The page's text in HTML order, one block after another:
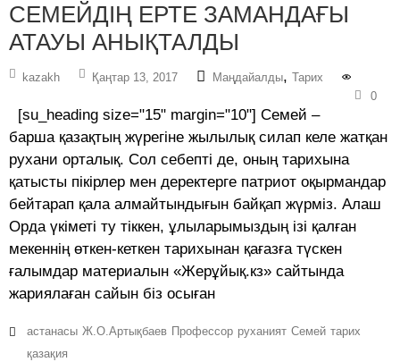
СЕМЕЙДІҢ ЕРТЕ ЗАМАНДАҒЫ
АТАУЫ АНЫҚТАЛДЫ
kazakh Қаңтар 13, 2017 Маңдайалды, Тарих
0
[su_heading size="15" margin="10"] Семей –
барша қазақтың жүрегіне жылылық силап келе жатқан
рухани орталық. Сол себепті де, оның тарихына
қатысты пікірлер мен деректерге патриот оқырмандар
бейтарап қала алмайтындығын байқап жүрміз. Алаш
Орда үкіметі ту тіккен, ұлыларымыздың ізі қалған
мекеннің өткен-кеткен тарихынан қағазға түскен
ғалымдар материалын «Жерұйық.кз» сайтында
жариялаған сайын біз осыған
астанасы Ж.О.Артықбаев Профессор руханият Семей тарих
қазақия